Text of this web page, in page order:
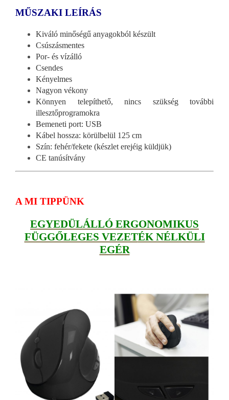
MŰSZAKI LEÍRÁS
Kiváló minőségű anyagokból készült
Csúszásmentes
Por- és vízálló
Csendes
Kényelmes
Nagyon vékony
Könnyen telepíthető, nincs szükség további
illesztőprogramokra
Bemeneti port: USB
Kábel hossza: körülbelül 125 cm
Szín: fehér/fekete (készlet erejéig küldjük)
CE tanúsítvány
A MI TIPPÜNK
EGYEDÜLÁLLÓ ERGONOMIKUS
FÜGGŐLEGES VEZETÉK NÉLKÜLI
EGÉR